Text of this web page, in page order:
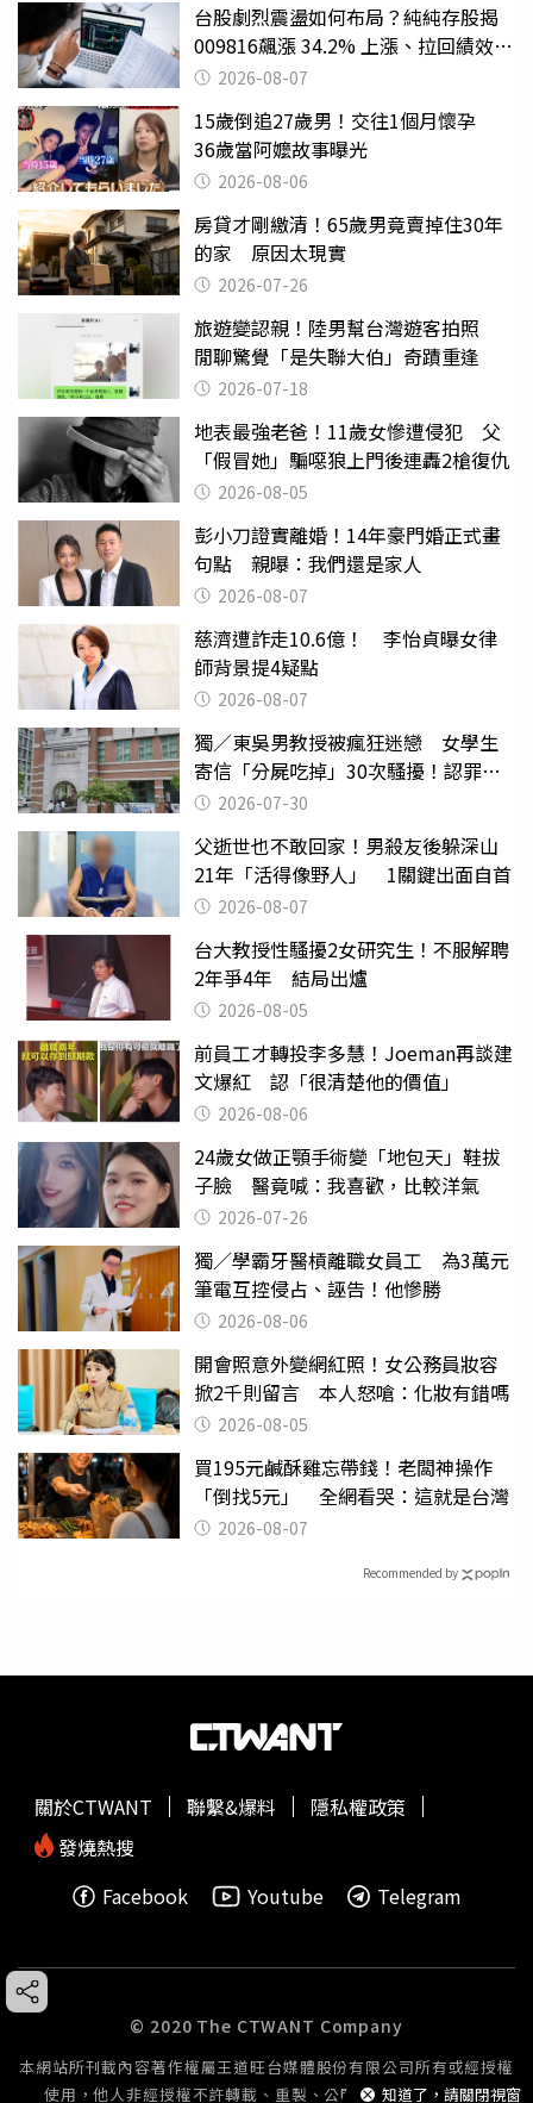
台股劇烈震盪如何布局？純純存股揭
009816飆漲 34.2% 上漲、拉回績效勝
主動式ETF
2026-08-07
15歲倒追27歲男！交往1個月懷孕
36歲當阿嬤故事曝光
2026-08-06
房貸才剛繳清！65歲男竟賣掉住30年
的家 原因太現實
2026-07-26
旅遊變認親！陸男幫台灣遊客拍照
閒聊驚覺「是失聯大伯」奇蹟重逢
2026-07-18
地表最強老爸！11歲女慘遭侵犯 父
「假冒她」騙噁狼上門後連轟2槍復仇
2026-08-05
彭小刀證實離婚！14年豪門婚正式畫
句點 親曝：我們還是家人
2026-08-07
慈濟遭詐走10.6億！ 李怡貞曝女律
師背景提4疑點
2026-08-07
獨／東吳男教授被瘋狂迷戀 女學生
寄信「分屍吃掉」30次騷擾！認罪免
關 2026-07-30
父逝世也不敢回家！男殺友後躲深山
21年「活得像野人」 1關鍵出面自首
2026-08-07
台大教授性騷擾2女研究生！不服解聘
2年爭4年 結局出爐
2026-08-05
前員工才轉投李多慧！Joeman再談建
文爆紅 認「很清楚他的價值」
2026-08-06
24歲女做正顎手術變「地包天」鞋拔
子臉 醫竟喊：我喜歡，比較洋氣
2026-07-26
獨／學霸牙醫槓離職女員工 為3萬元
筆電互控侵占、誣告！他慘勝
2026-08-06
開會照意外變網紅照！女公務員妝容
掀2千則留言 本人怒嗆：化妝有錯嗎
2026-08-05
買195元鹹酥雞忘帶錢！老闆神操作
「倒找5元」 全網看哭：這就是台灣
2026-08-07
Recommended by
知道了，請關閉視窗
關於CTWANT 聯繫&爆料
隱私權政策
發燒熱搜
Facebook
Youtube Telegram
© 2020 The CTWANT Company
本網站所刊載內容著作權屬王道旺台媒體股份有限公司所有或經授權
使用，他人非經授權不許轉載、重製、公開播送或公開傳輸。